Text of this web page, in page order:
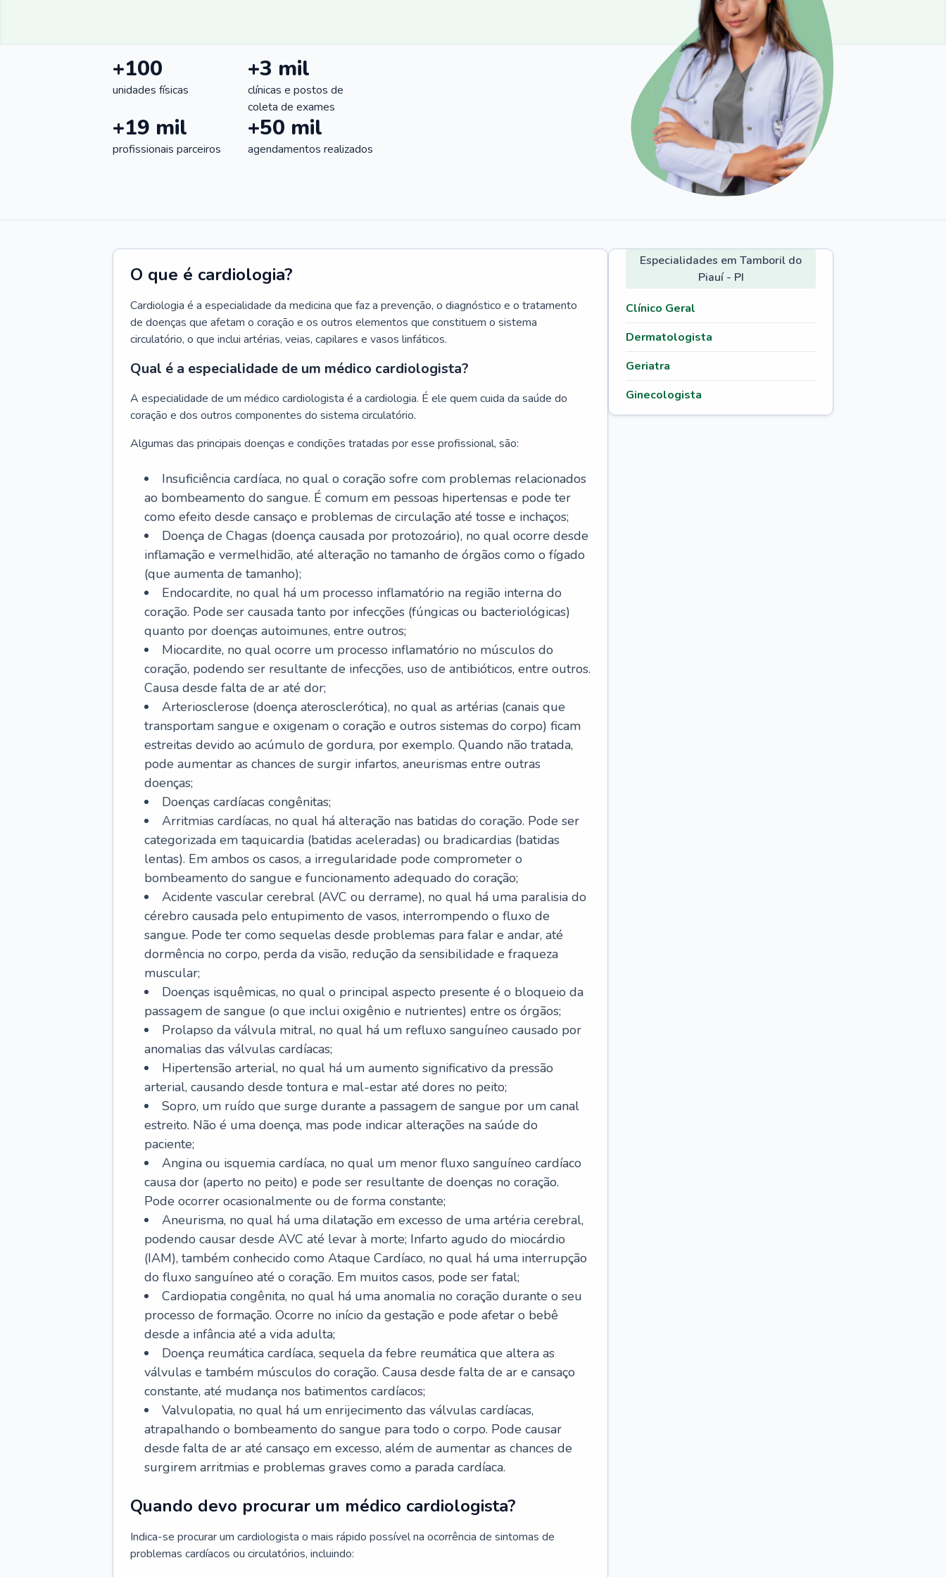
+100
unidades físicas
+3 mil
clínicas e postos de
coleta de exames
+19 mil
profissionais parceiros
+50 mil
agendamentos realizados
O que é cardiologia?
Cardiologia é a especialidade da medicina que faz a prevenção, o diagnóstico e o tratamento
de doenças que afetam o coração e os outros elementos que constituem o sistema
circulatório, o que inclui artérias, veias, capilares e vasos linfáticos.
Qual é a especialidade de um médico cardiologista?
A especialidade de um médico cardiologista é a cardiologia. É ele quem cuida da saúde do
coração e dos outros componentes do sistema circulatório.
Algumas das principais doenças e condições tratadas por esse profissional, são:
Insuficiência cardíaca, no qual o coração sofre com problemas relacionados
ao bombeamento do sangue. É comum em pessoas hipertensas e pode ter
como efeito desde cansaço e problemas de circulação até tosse e inchaços;
Doença de Chagas (doença causada por protozoário), no qual ocorre desde
inflamação e vermelhidão, até alteração no tamanho de órgãos como o fígado
(que aumenta de tamanho);
Endocardite, no qual há um processo inflamatório na região interna do
coração. Pode ser causada tanto por infecções (fúngicas ou bacteriológicas)
quanto por doenças autoimunes, entre outros;
Miocardite, no qual ocorre um processo inflamatório no músculos do
coração, podendo ser resultante de infecções, uso de antibióticos, entre outros.
Causa desde falta de ar até dor;
Arteriosclerose (doença aterosclerótica), no qual as artérias (canais que
transportam sangue e oxigenam o coração e outros sistemas do corpo) ficam
estreitas devido ao acúmulo de gordura, por exemplo. Quando não tratada,
pode aumentar as chances de surgir infartos, aneurismas entre outras
doenças;
Doenças cardíacas congênitas;
Arritmias cardíacas, no qual há alteração nas batidas do coração. Pode ser
categorizada em taquicardia (batidas aceleradas) ou bradicardias (batidas
lentas). Em ambos os casos, a irregularidade pode comprometer o
bombeamento do sangue e funcionamento adequado do coração;
Acidente vascular cerebral (AVC ou derrame), no qual há uma paralisia do
cérebro causada pelo entupimento de vasos, interrompendo o fluxo de
sangue. Pode ter como sequelas desde problemas para falar e andar, até
dormência no corpo, perda da visão, redução da sensibilidade e fraqueza
muscular;
Doenças isquêmicas, no qual o principal aspecto presente é o bloqueio da
passagem de sangue (o que inclui oxigênio e nutrientes) entre os órgãos;
Prolapso da válvula mitral, no qual há um refluxo sanguíneo causado por
anomalias das válvulas cardíacas;
Hipertensão arterial, no qual há um aumento significativo da pressão
arterial, causando desde tontura e mal-estar até dores no peito;
Sopro, um ruído que surge durante a passagem de sangue por um canal
estreito. Não é uma doença, mas pode indicar alterações na saúde do
paciente;
Angina ou isquemia cardíaca, no qual um menor fluxo sanguíneo cardíaco
causa dor (aperto no peito) e pode ser resultante de doenças no coração.
Pode ocorrer ocasionalmente ou de forma constante;
Aneurisma, no qual há uma dilatação em excesso de uma artéria cerebral,
podendo causar desde AVC até levar à morte; Infarto agudo do miocárdio
(IAM), também conhecido como Ataque Cardíaco, no qual há uma interrupção
do fluxo sanguíneo até o coração. Em muitos casos, pode ser fatal;
Cardiopatia congênita, no qual há uma anomalia no coração durante o seu
processo de formação. Ocorre no início da gestação e pode afetar o bebê
desde a infância até a vida adulta;
Doença reumática cardíaca, sequela da febre reumática que altera as
válvulas e também músculos do coração. Causa desde falta de ar e cansaço
constante, até mudança nos batimentos cardíacos;
Valvulopatia, no qual há um enrijecimento das válvulas cardíacas,
atrapalhando o bombeamento do sangue para todo o corpo. Pode causar
desde falta de ar até cansaço em excesso, além de aumentar as chances de
surgirem arritmias e problemas graves como a parada cardíaca.
Quando devo procurar um médico cardiologista?
Indica-se procurar um cardiologista o mais rápido possível na ocorrência de sintomas de
problemas cardíacos ou circulatórios, incluindo:
Especialidades em Tamboril do
Piauí - PI
Clínico Geral
Dermatologista
Geriatra
Ginecologista